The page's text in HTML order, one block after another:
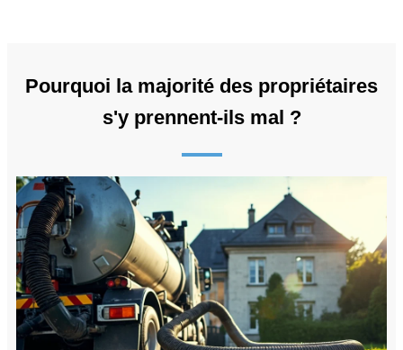
Pourquoi la majorité des propriétaires
s'y prennent-ils mal ?